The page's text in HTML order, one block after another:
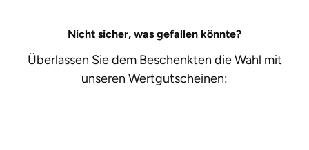
Nicht sicher, was gefallen könnte?
Überlassen Sie dem Beschenkten die Wahl mit
unseren Wertgutscheinen:
Deggendorf
sächsische Schweiz